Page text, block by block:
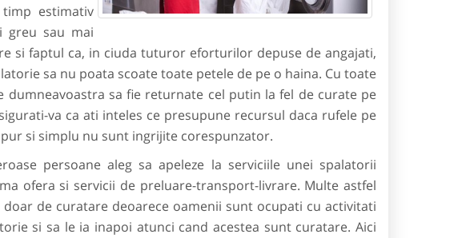
estimativ
greu sau mai
si faptul ca, in ciuda tuturor eforturilor depuse de angajati,
sa nu poata scoate toate petele de pe o haina. Cu toate
dumneavoastra sa fie returnate cel putin la fel de curate pe
va ca ati inteles ce presupune recursul daca rufele pe
si simplu nu sunt ingrijite corespunzator.
persoane aleg sa apeleze la serviciile unei spalatorii
ofera si servicii de preluare-transport-livrare. Multe astfel
de curatare deoarece oamenii sunt ocupati cu activitati
si sa le ia inapoi atunci cand acestea sunt curatare. Aici